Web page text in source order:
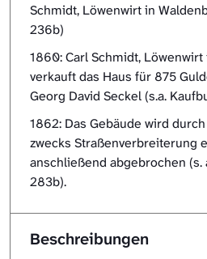
Schmidt, Löwenwirt in
236b)
1860: Carl Schmidt,
verkauft das Haus für 875
Georg David Seckel (s.a.
1862: Das Gebäude wird
zwecks Straßenverbreiterung
anschließend abgebrochen (s.
283b).
Beschreibungen